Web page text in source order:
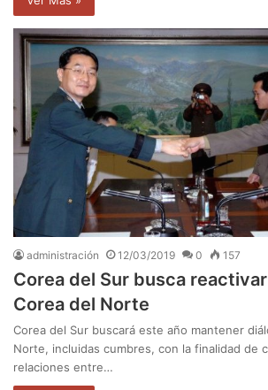
administración 12/03/2019 0 157
Corea del Sur busca
Corea del Norte
Corea del Sur buscará este año mantener
Norte, incluidas cumbres, con la finalidad de
relaciones entre…